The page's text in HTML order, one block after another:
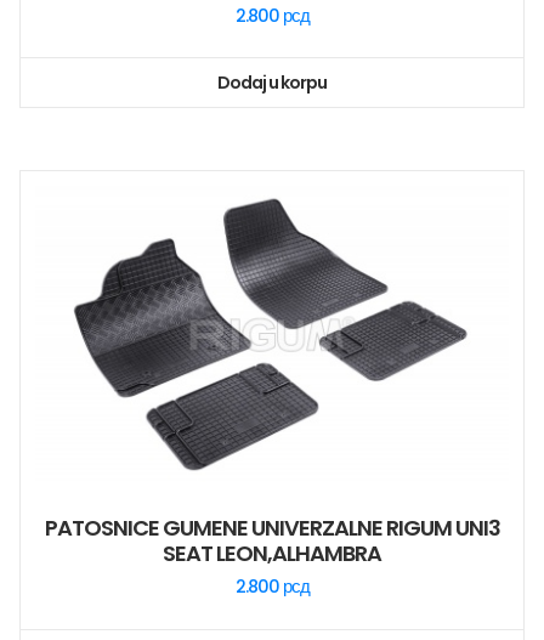
2.800 рсд
Dodaj u korpu
PATOSNICE GUMENE UNIVERZALNE RIGUM UNI3
SEAT LEON,ALHAMBRA
2.800 рсд